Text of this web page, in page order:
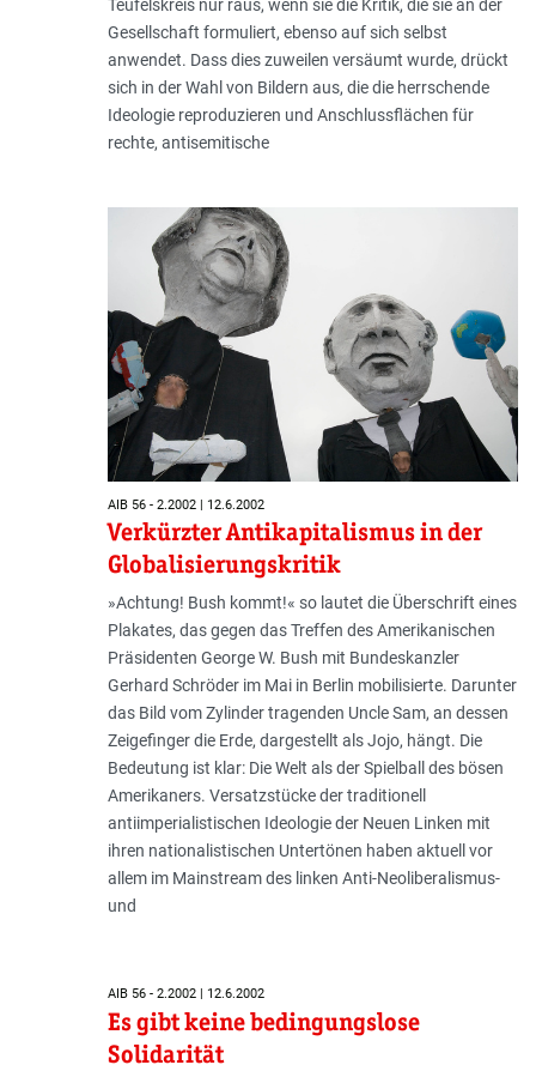
Teufelskreis nur raus, wenn sie die Kritik, die sie an der
Gesellschaft formuliert, ebenso auf sich selbst
anwendet. Dass dies zuweilen versäumt wurde, drückt
sich in der Wahl von Bildern aus, die die herrschende
Ideologie reproduzieren und Anschlussflächen für
rechte, antisemitische
AIB 56 - 2.2002 | 12.6.2002
Verkürzter Antikapitalismus in der
Globalisierungskritik
»Achtung! Bush kommt!« so lautet die Überschrift eines
Plakates, das gegen das Treffen des Amerikanischen
Präsidenten George W. Bush mit Bundeskanzler
Gerhard Schröder im Mai in Berlin mobilisierte. Darunter
das Bild vom Zylinder tragenden Uncle Sam, an dessen
Zeigefinger die Erde, dargestellt als Jojo, hängt. Die
Bedeutung ist klar: Die Welt als der Spielball des bösen
Amerikaners. Versatzstücke der traditionell
antiimperialistischen Ideologie der Neuen Linken mit
ihren nationalistischen Untertönen haben aktuell vor
allem im Mainstream des linken Anti-Neoliberalismus-
und
AIB 56 - 2.2002 | 12.6.2002
Es gibt keine bedingungslose
Solidarität